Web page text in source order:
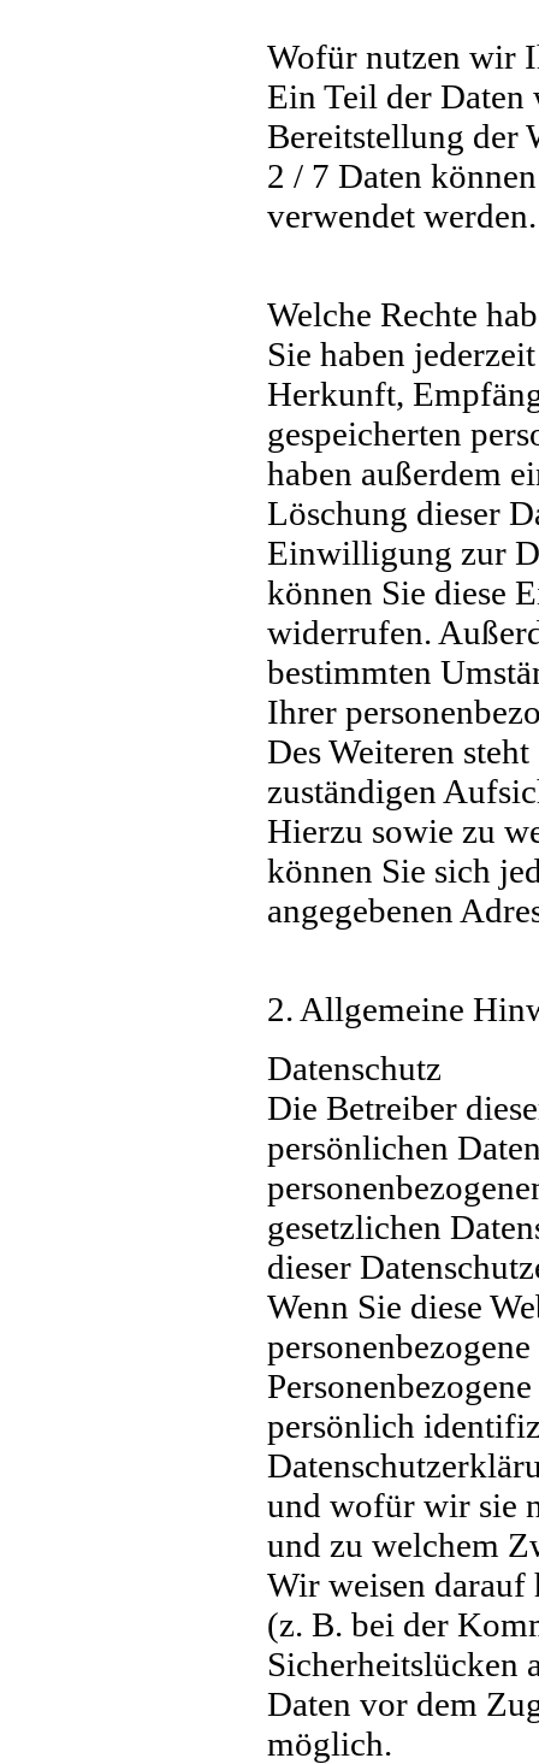
Wofür nutzen wir
Ein Teil der
Bereitstellung der
2 / 7 Daten
verwendet werden.
Welche Rechte
Sie haben
Herkunft,
gespeicherten
haben außerdem
Löschung dieser
Einwilligung zur
können Sie diese
widerrufen.
bestimmten
Ihrer
Des Weiteren
zuständigen
Hierzu sowie zu
können Sie sich
angegebenen
2. Allgemeine
Datenschutz
Die Betreiber
persönlichen
gesetzlichen
dieser
Wenn Sie diese
persönlich
und wofür wir sie
und zu welchem
Wir weisen darauf
(z. B. bei der
Sicherheitslücken
Daten vor dem
möglich.